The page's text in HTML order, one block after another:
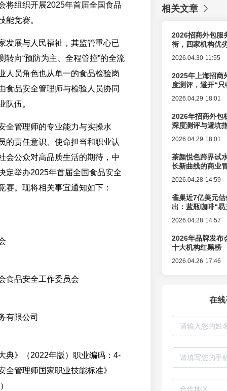
将组织开展2025年首届全国食品
能竞赛。
发展与人民福祉，其监管重心已
转向“预防为主、全程管控”的全流
人员角色也从单一的食品检验岗
食品安全管理师与检验人员协同
队伍。
全管理师的专业能力与实操水
的责任意识、使命担当和职业认
会公众对高品质生活的期待，中
定举办2025年首届全国食品安全
赛。现将相关事宜通知如下：
食品安全工作委员会
有限公司
典》（2022年版）职业编码：4-
全管理师国家职业技能标准》
相关文章
2026招商外包服
衔，四家机构优
2026.04.30 11:55
2025年上海招商
度测评，避开“
2026.04.29 18:01
2026年招商外包
深度测评与避坑
2026.04.29 18:01
茶颜悦色跨界试
长新曲线的商业
2026.04.28 14:59
雀巢近7亿美元
出：蓝瓶咖啡“
辑变迁
2026.04.28 14:57
2026年品牌发布
十大机构红黑榜
2026.04.26 17:46
在